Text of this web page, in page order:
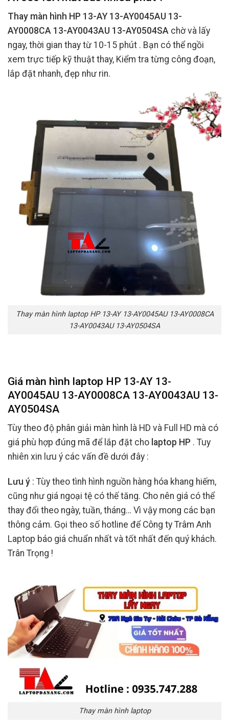
Thay màn hình HP 13-AY 13-AY0045AU 13-
AY0008CA 13-AY0043AU 13-AY0504SA chờ và lấy
ngay, thời gian thay từ 10-15 phút . Bạn có thể ngồi
xem trực tiếp kỹ thuật thay, Kiểm tra từng công đoạn,
lắp đặt nhanh, đẹp như rin.
Thay màn hình laptop HP 13-AY 13-AY0045AU 13-AY0008CA
13-AY0043AU 13-AY0504SA
Giá màn hình laptop HP 13-AY 13-
AY0045AU 13-AY0008CA 13-AY0043AU 13-
AY0504SA
Tùy theo độ phân giải màn hình là HD và Full HD mà có
giá phù hợp đúng mã để lắp đặt cho laptop HP . Tuy
nhiên xin lưu ý các vấn đề dưới đây :
Lưu ý : Tùy theo tình hình nguồn hàng hóa khang hiếm,
cũng như giá ngoại tệ có thế tăng. Cho nên giá có thể
thay đổi theo ngày, tuần, tháng… Vì vậy mong các bạn
thông cảm. Gọi theo số hotline để Công ty Trâm Anh
Laptop báo giá chuẩn nhất và tốt nhất đến quý khách.
Trân Trọng !
Thay màn hình laptop